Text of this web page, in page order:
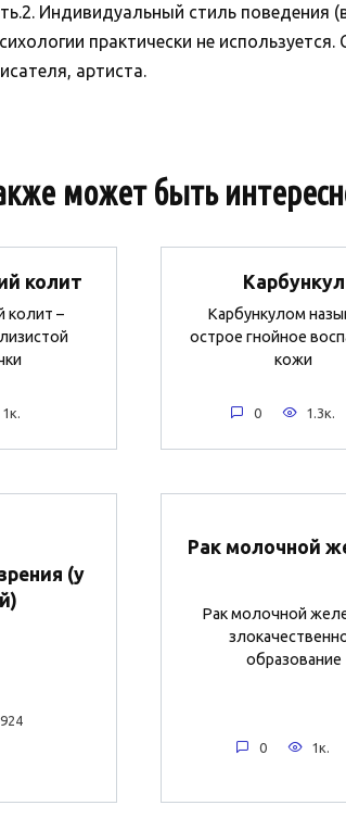
Индивидуальный стиль поведения
практически не
артиста.
может быть
колит
колит –
1к.
Карбункул
Карбункулом
острое гнойное
кожи
0 1.3к.
(у
924
Рак молочной
Рак молочной
образование
0 1к.